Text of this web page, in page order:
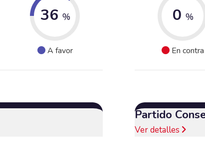
36 %
A favor
0 %
En contra
Partido
Ver detalles